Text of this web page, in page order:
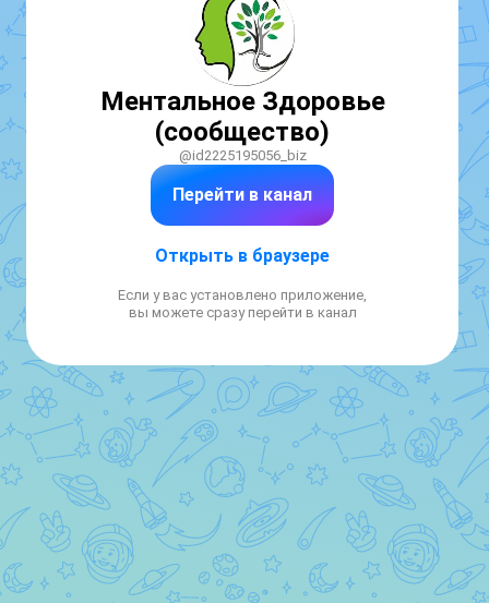
Ментальное Здоровье
(сообщество)
@id2225195056_biz
Перейти в канал
Открыть в браузере
Если у вас установлено приложение,
вы можете сразу перейти в канал